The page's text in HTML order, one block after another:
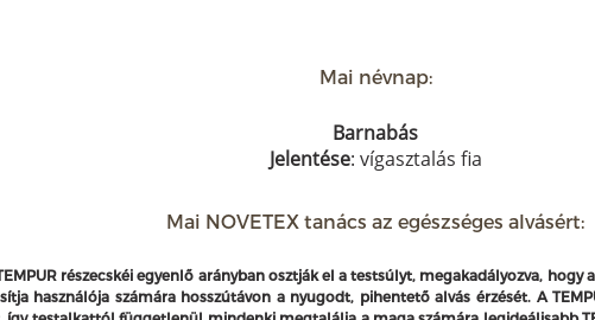
Mai névnap:
Barnabás
Jelentése: vígasztalás fia
Mai NOVETEX tanács az egészséges alvásért:
részecskéi egyenlő arányban osztják el a testsúlyt, megakadályozva,
használója számára hosszútávon a nyugodt, pihentető alvás érzését. A